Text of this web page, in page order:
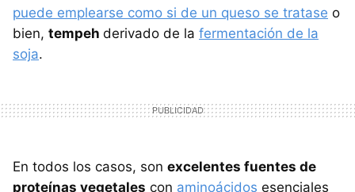
puede emplearse como si de un queso se tratase o
bien, tempeh derivado de la fermentación de la
soja.
En todos los casos, son excelentes fuentes de
proteínas vegetales con aminoácidos esenciales